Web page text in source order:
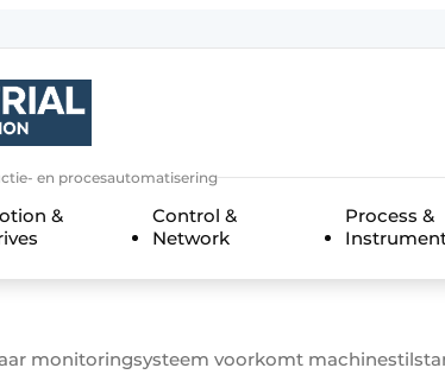
voorwaarden
aanmelden
en procesautomatisering
&
Control &
Network
Process &
monitoringsysteem voorkomt